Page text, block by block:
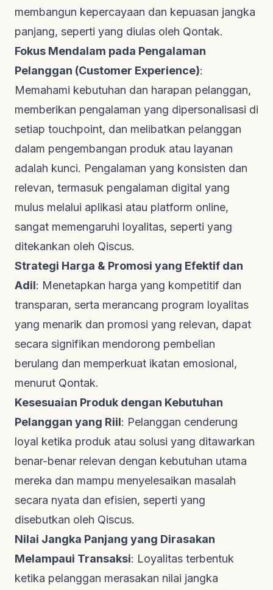
membangun kepercayaan dan kepuasan jangka
panjang, seperti yang diulas oleh Qontak.
Fokus Mendalam pada Pengalaman
Pelanggan (Customer Experience):
Memahami kebutuhan dan harapan pelanggan,
memberikan pengalaman yang dipersonalisasi di
setiap touchpoint, dan melibatkan pelanggan
dalam pengembangan produk atau layanan
adalah kunci. Pengalaman yang konsisten dan
relevan, termasuk pengalaman digital yang
mulus melalui aplikasi atau platform online,
sangat memengaruhi loyalitas, seperti yang
ditekankan oleh Qiscus.
Strategi Harga & Promosi yang Efektif dan
Adil: Menetapkan harga yang kompetitif dan
transparan, serta merancang program loyalitas
yang menarik dan promosi yang relevan, dapat
secara signifikan mendorong pembelian
berulang dan memperkuat ikatan emosional,
menurut Qontak.
Kesesuaian Produk dengan Kebutuhan
Pelanggan yang Riil: Pelanggan cenderung
loyal ketika produk atau solusi yang ditawarkan
benar-benar relevan dengan kebutuhan utama
mereka dan mampu menyelesaikan masalah
secara nyata dan efisien, seperti yang
disebutkan oleh Qiscus.
Nilai Jangka Panjang yang Dirasakan
Melampaui Transaksi: Loyalitas terbentuk
ketika pelanggan merasakan nilai jangka